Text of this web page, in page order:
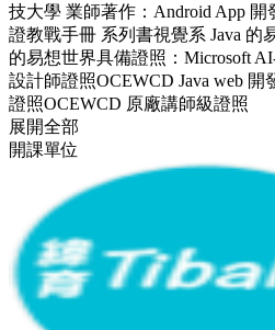
技大學 業師著作：Android App 開
證教戰手冊 系列書視覺系 Java 的
的易想世界具備證照：Microsoft
設計師證照OCEWCD Java web 開
證照OCEWCD 原廠講師級證照
展開全部
開課單位